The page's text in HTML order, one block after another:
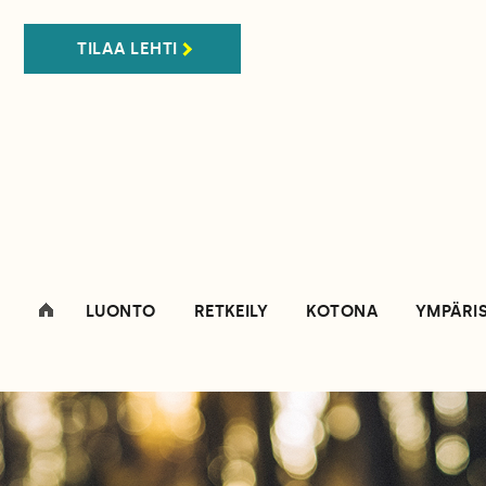
TILAA LEHTI
LUONTO RETKEILY KOTONA